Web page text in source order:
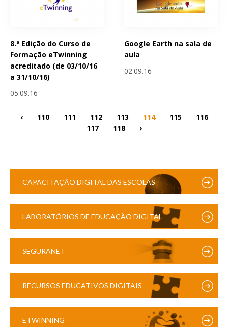
8.ª Edição do Curso de
Formação eTwinning
acreditado (de 03/10/16
a 31/10/16)
05.09.16
Google Earth na sala de
aula
02.09.16
‹ 110 111 112 113 114 115
116
117
118 ›
CAPACITAÇÃO DIGITAL DAS ESCOLAS
LABORATÓRIOS DE EDUCAÇÃO DIGITAL
SEGURANET
RECURSOS EDUCATIVOS DIGITAIS
ETWINNING